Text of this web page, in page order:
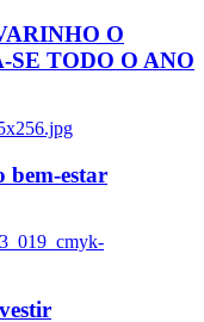
O
TODO O ANO
bem-estar